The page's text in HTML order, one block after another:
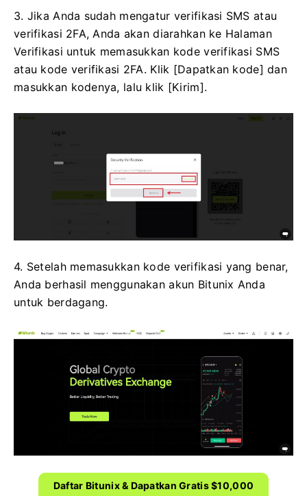
3. Jika Anda sudah mengatur verifikasi SMS atau
verifikasi 2FA, Anda akan diarahkan ke Halaman
Verifikasi untuk memasukkan kode verifikasi SMS
atau kode verifikasi 2FA. Klik [Dapatkan kode] dan
masukkan kodenya, lalu klik [Kirim].
4. Setelah memasukkan kode verifikasi yang benar,
Anda berhasil menggunakan akun Bitunix Anda
untuk berdagang.
Daftar Bitunix & Dapatkan Gratis $10,000